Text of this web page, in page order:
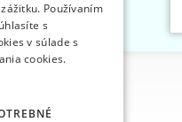
ENGLISH
GERMAN
Používaním
s
v súlade s
cookies.